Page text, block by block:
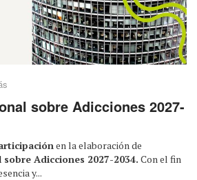
sobre Adicciones 2027-
en la elaboración de
Adicciones 2027-2034. Con el fin
y...